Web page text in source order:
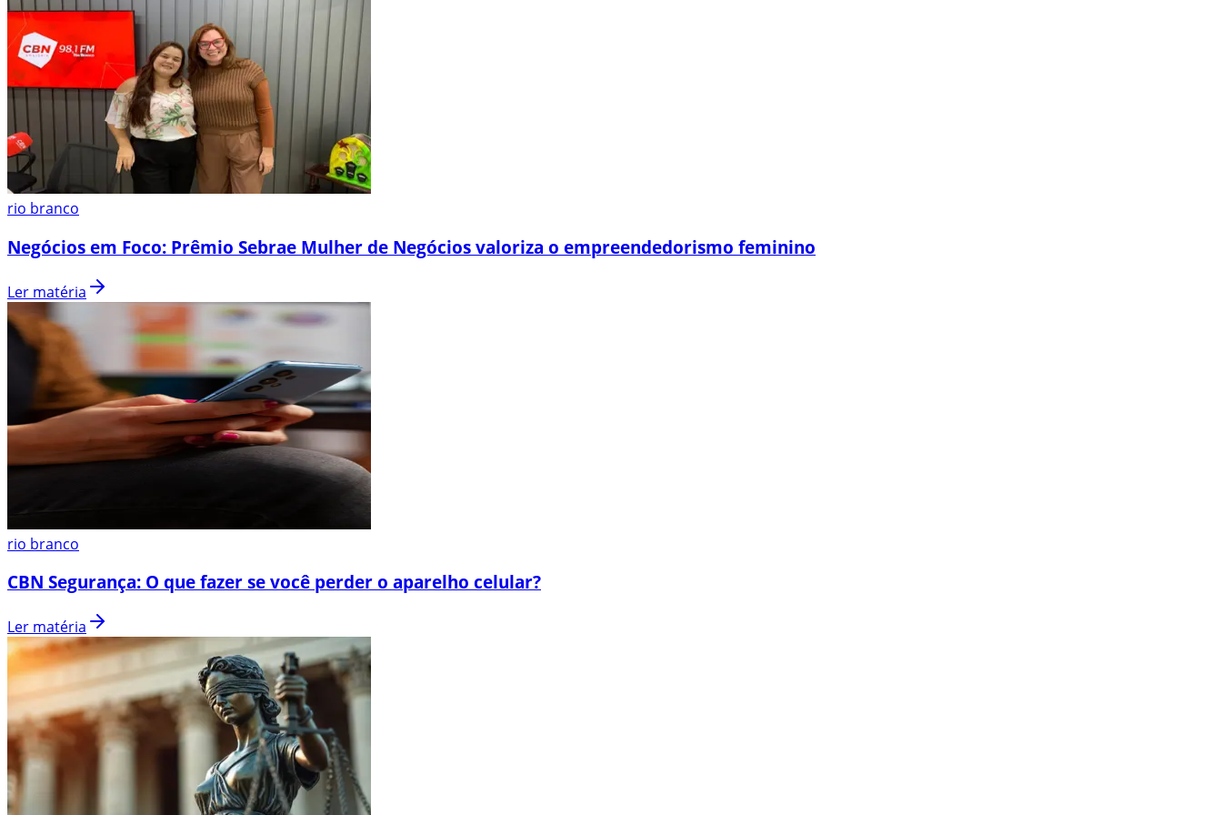
rio branco
Negócios em Foco: Prêmio Sebrae Mulher de Negócios valoriza o empreendedorismo feminino
Ler matéria
rio branco
CBN Segurança: O que fazer se você perder o aparelho celular?
Ler matéria